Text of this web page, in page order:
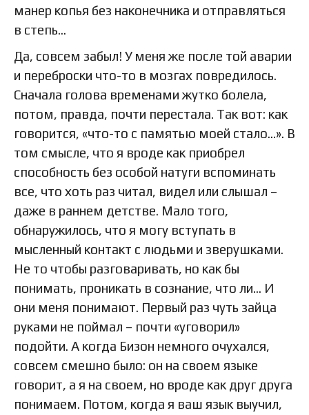
манер копья без наконечника и отправляться
в степь…
Да, совсем забыл! У меня же после той аварии
и переброски что-то в мозгах повредилось.
Сначала голова временами жутко болела,
потом, правда, почти перестала. Так вот: как
говорится, «что-то с памятью моей стало…». В
том смысле, что я вроде как приобрел
способность без особой натуги вспоминать
все, что хоть раз читал, видел или слышал –
даже в раннем детстве. Мало того,
обнаружилось, что я могу вступать в
мысленный контакт с людьми и зверушками.
Не то чтобы разговаривать, но как бы
понимать, проникать в сознание, что ли… И
они меня понимают. Первый раз чуть зайца
руками не поймал – почти «уговорил»
подойти. А когда Бизон немного очухался,
совсем смешно было: он на своем языке
говорит, а я на своем, но вроде как друг друга
понимаем. Потом, когда я ваш язык выучил,